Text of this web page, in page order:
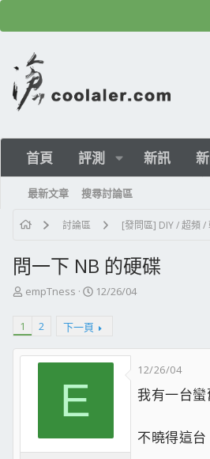
首頁 評測 新訊
最新文章 搜尋討論區
討論區 [發問區] DIY / 超頻
問一下 NB 的硬碟
主
起
人
empTness
開
12/26/04
1 2 下一頁
E
12/26/04
我有一台
不曉得這